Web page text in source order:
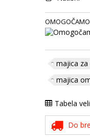
majica
majica
Tabela
Do